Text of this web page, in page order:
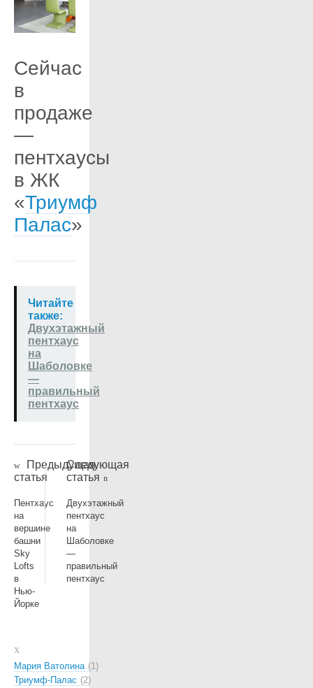
Сейчас
в
продаже
—
пентхаусы
в ЖК
«Триумф
Палас»
Читайте
также:
Двухэтажный
пентхаус
на
Шаболовке
—
правильный
пентхаус
Предыдущая
статья
Пентхаус
на
вершине
башни
Sky
Lofts
в
Нью-
Йорке
Следующая
статья
Двухэтажный
пентхаус
на
Шаболовке
—
правильный
пентхаус
Мария Ватолина
1
Триумф-Палас
2